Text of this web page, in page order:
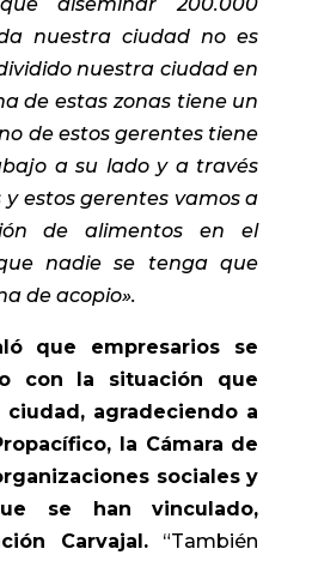
nuestra ciudad no es
nuestra ciudad en
de estas zonas tiene un
de estos gerentes tiene
a su lado y a través
y estos gerentes vamos a
de alimentos en el
nadie se tenga que
de acopio».
que empresarios se
con la situación que
agradeciendo a
la Cámara de
sociales y
se han vinculado,
Carvajal. “También